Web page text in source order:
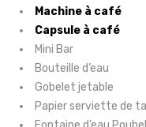
Machine à café
Capsule à café
Mini Bar
Bouteille d’eau
Gobelet jetable
Papier serviette de